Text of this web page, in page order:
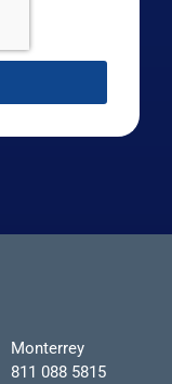
Monterrey
811 088 5815